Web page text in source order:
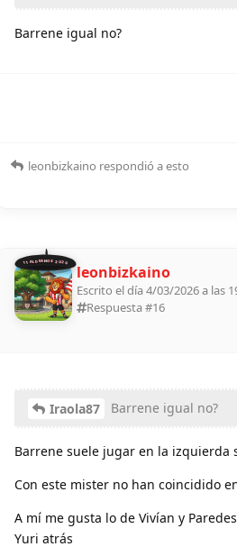
Barrene igual no?
leonbizkaino respondió a esto
11 ALDEANOS 2026 leonbizkaino
Escrito el día 4/03/2026 a las
Respuesta #16
Iraola87 Barrene igual no?
Barrene suele jugar en la izquierda
Con este mister no han coincidido
A mí me gusta lo de Vivían y
Yuri atrás